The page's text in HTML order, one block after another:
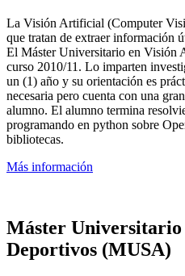
La Visión Artificial (Computer
que tratan de extraer información
El Máster Universitario en
curso 2010/11. Lo imparten
un (1) año y su orientación es
necesaria pero cuenta con una
alumno. El alumno termina
programando en python sobre
bibliotecas.
Más información
Máster Universitario
Deportivos (MUSA)